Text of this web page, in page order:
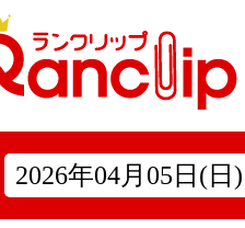
2026年04月05日(日)